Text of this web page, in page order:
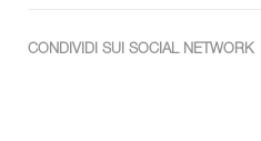
CONDIVIDI SUI SOCIAL NETWORK